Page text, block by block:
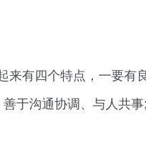
有四个特点，一要有
于沟通协调、与人共事